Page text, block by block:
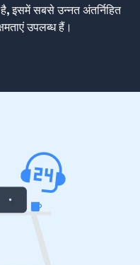
इसमें सबसे उन्नत अंतर्निहित
उपलब्ध हैं।